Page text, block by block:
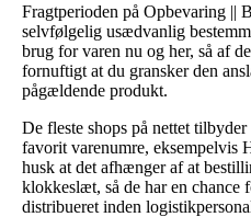
Fragtperioden på Opbevaring ||
selvfølgelig usædvanlig
brug for varen nu og her, så af
fornuftigt at du gransker den
pågældende produkt.
De fleste shops på nettet
favorit varenumre, eksempelvis
husk at det afhænger af at
klokkeslæt, så de har en chance
distribueret inden